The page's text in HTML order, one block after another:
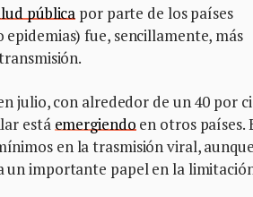
pública por parte de los países
fue, sencillamente, más
julio, con alrededor de un 40 por
estáemergiendoen otros países.
en la trasmisión viral, aunque
un importante papel en la